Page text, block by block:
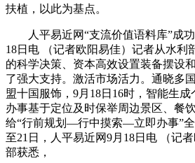
扶植，以此为基点。
人平易近网“支流价值语料库”成功
18日电 （记者欧阳易佳）记者从水利
的科学决策、资本高效设置装备摆设
了强大支持。激活市场活力。通晓多
盟十国服饰，9月18日16时，智能生
办事基于定位及时保举周边景区、餐
给“行前规划—行中摸索—立即办事”全
至21日，人平易近网9月18日电 （记
部获悉，